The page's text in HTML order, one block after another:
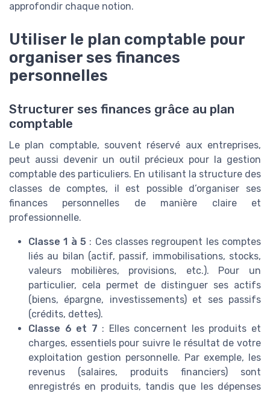
approfondir chaque notion.
Utiliser le plan comptable pour
organiser ses finances
personnelles
Structurer ses finances grâce au plan
comptable
Le plan comptable, souvent réservé aux entreprises,
peut aussi devenir un outil précieux pour la gestion
comptable des particuliers. En utilisant la structure des
classes de comptes, il est possible d’organiser ses
finances personnelles de manière claire et
professionnelle.
Classe 1 à 5 : Ces classes regroupent les comptes
liés au bilan (actif, passif, immobilisations, stocks,
valeurs mobilières, provisions, etc.). Pour un
particulier, cela permet de distinguer ses actifs
(biens, épargne, investissements) et ses passifs
(crédits, dettes).
Classe 6 et 7 : Elles concernent les produits et
charges, essentiels pour suivre le résultat de votre
exploitation gestion personnelle. Par exemple, les
revenus (salaires, produits financiers) sont
enregistrés en produits, tandis que les dépenses